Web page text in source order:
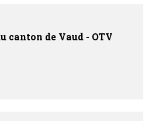
canton de Vaud - OTV